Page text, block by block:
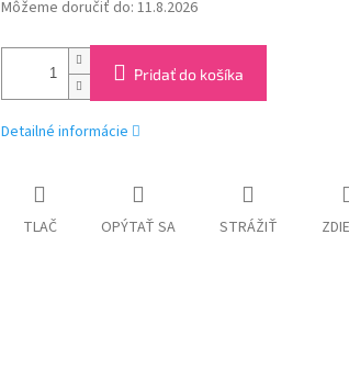
Môžeme doručiť do: 11.8.2026
Pridať do košíka
Detailné informácie
TLAČ OPÝTAŤ SA STRÁŽIŤ